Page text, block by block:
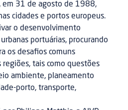
em 31 de agosto de 1988,
cidades e portos europeus.
o desenvolvimento
portuárias, procurando
os desafios comuns
tais como questões
ambiente, planeamento
porto, transporte,